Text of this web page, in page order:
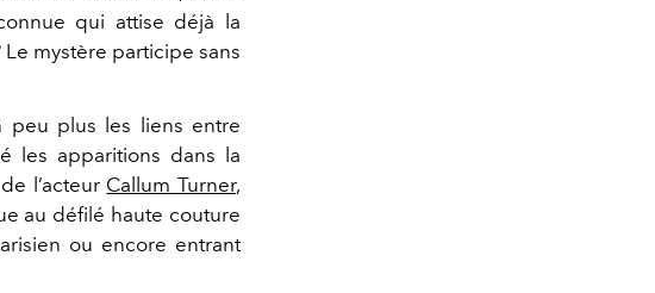
qui attise déjà la
mystère participe sans
peu plus les liens entre
les apparitions dans la
l’acteur Callum Turner,
au défilé haute couture
ou encore entrant